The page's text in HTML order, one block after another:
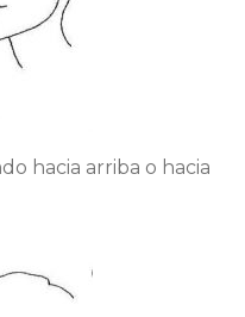
hacia arriba o hacia